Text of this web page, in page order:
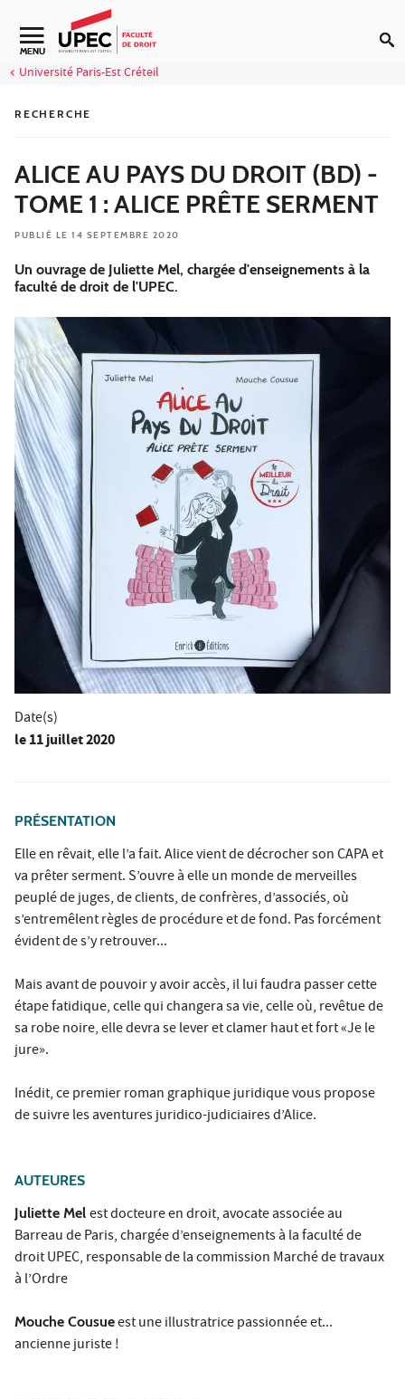
Aller au contenu
Navigation secondaire
MENU
Université Paris-Est Créteil
RECHERCHE
ALICE AU PAYS DU DROIT (BD) -
TOME 1 : ALICE PRÊTE SERMENT
PUBLIÉ LE 14 SEPTEMBRE 2020
Un ouvrage de Juliette Mel, chargée d'enseignements à la
faculté de droit de l'UPEC.
Date(s)
le11 juillet 2020
PRÉSENTATION
Elle en rêvait, elle l’a fait. Alice vient de décrocher son CAPA et
va prêter serment. S’ouvre à elle un monde de merveilles
peuplé de juges, de clients, de confrères, d’associés, où
s’entremêlent règles de procédure et de fond. Pas forcément
évident de s’y retrouver...
Mais avant de pouvoir y avoir accès, il lui faudra passer cette
étape fatidique, celle qui changera sa vie, celle où, revêtue de
sa robe noire, elle devra se lever et clamer haut et fort «Je le
jure».
Inédit, ce premier roman graphique juridique vous propose
de suivre les aventures juridico-judiciaires d’Alice.
AUTEURES
Juliette Mel est docteure en droit, avocate associée au
Barreau de Paris, chargée d’enseignements à la faculté de
droit UPEC, responsable de la commission Marché de travaux
à l’Ordre
Mouche Cousueest une illustratrice passionnée et...
ancienne juriste !